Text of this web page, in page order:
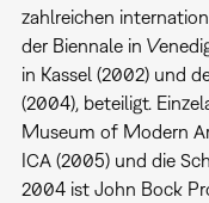
zahlreichen
der Biennale in
in Kassel (2002) und
(2004), beteiligt.
Museum of Modern
ICA (2005) und die
2004 ist John Bock